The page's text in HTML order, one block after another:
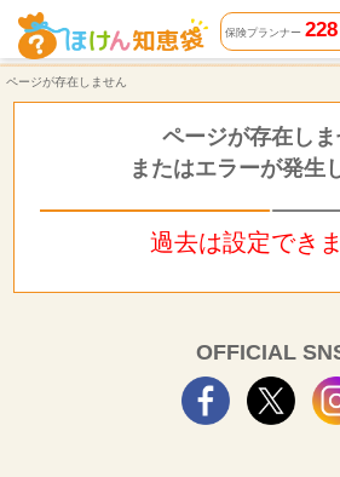
ページが存在しません | ほけん知恵袋
保険プランナー 228
ページが存在しません
ページが存在し
またはエラーが発生
過去は設定でき
OFFICIAL